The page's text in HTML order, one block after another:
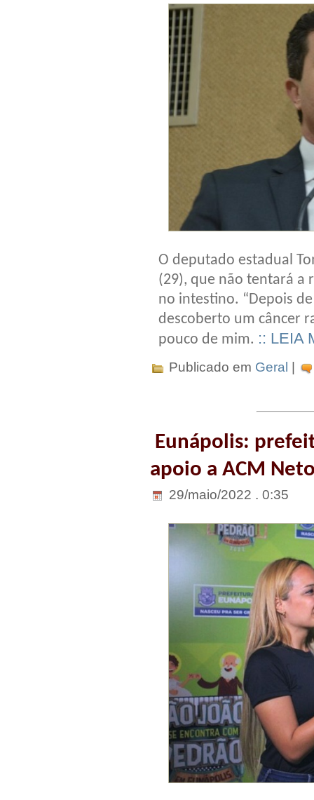
O deputado estadual
(29), que não tentará a
no intestino. “Depois
descoberto um câncer
pouco de mim. :: LEIA
Publicado em Geral |
Eunápolis:
apoio a ACM
29/maio/2022 . 0:35